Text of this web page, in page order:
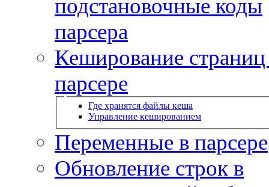
подстановочные коды
парсера
Кеширование страниц
парсере
Где хранятся файлы кеша
Управление кешированием
Переменные в парсере
Обновление строк в